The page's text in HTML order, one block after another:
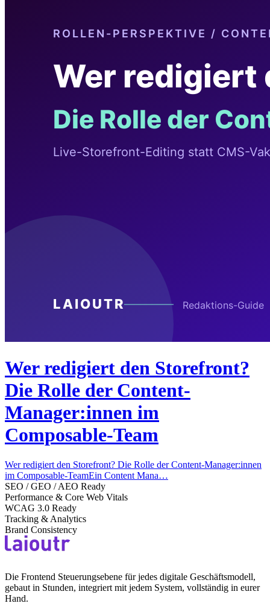
Wer redigiert den Storefront?
Die Rolle der Content-
Manager:innen im
Composable-Team
Wer redigiert den Storefront? Die Rolle der Content-Manager:innen
im Composable-TeamEin Content Mana…
SEO / GEO / AEO Ready
Performance & Core Web Vitals
WCAG 3.0 Ready
Tracking & Analytics
Brand Consistency
Die Frontend Steuerungsebene für jedes digitale Geschäftsmodell,
gebaut in Stunden, integriert mit jedem System, vollständig in eurer
Hand.